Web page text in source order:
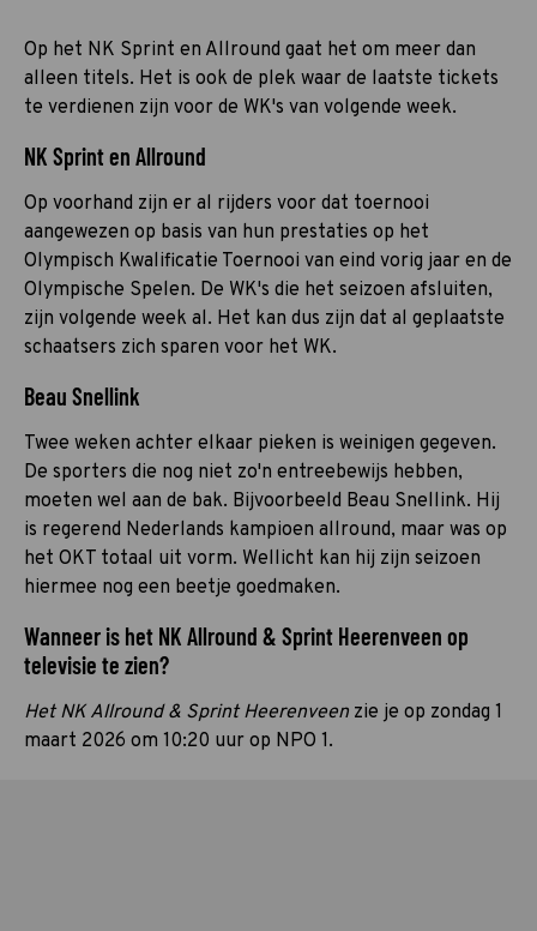
Op het NK Sprint en Allround gaat het om meer dan
alleen titels. Het is ook de plek waar de laatste tickets
te verdienen zijn voor de WK's van volgende week.
NK Sprint en Allround
Op voorhand zijn er al rijders voor dat toernooi
aangewezen op basis van hun prestaties op het
Olympisch Kwalificatie Toernooi van eind vorig jaar en de
Olympische Spelen. De WK's die het seizoen afsluiten,
zijn volgende week al. Het kan dus zijn dat al geplaatste
schaatsers zich sparen voor het WK.
Beau Snellink
Twee weken achter elkaar pieken is weinigen gegeven.
De sporters die nog niet zo'n entreebewijs hebben,
moeten wel aan de bak. Bijvoorbeeld Beau Snellink. Hij
is regerend Nederlands kampioen allround, maar was op
het OKT totaal uit vorm. Wellicht kan hij zijn seizoen
hiermee nog een beetje goedmaken.
Wanneer is het NK Allround & Sprint Heerenveen op
televisie te zien?
Het NK Allround & Sprint Heerenveen zie je op zondag 1
maart 2026 om 10:20 uur op NPO 1.